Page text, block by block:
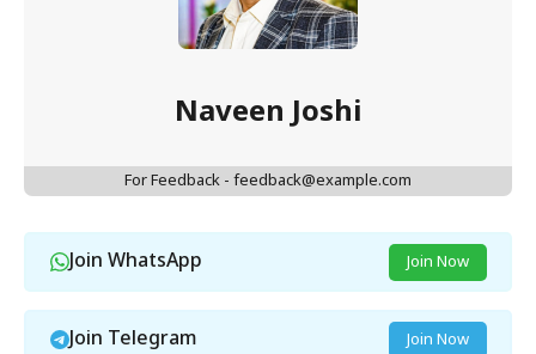
Naveen Joshi
For Feedback - feedback@example.com
Join WhatsApp Join Now
Join Telegram Join Now